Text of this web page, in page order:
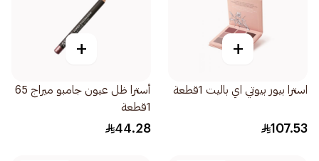
+
استرا بيور بيوتي اي باليت 1قطعة
107.53
+
أسترا ظل عيون جامبو ميراج 65
1قطعة
44.28